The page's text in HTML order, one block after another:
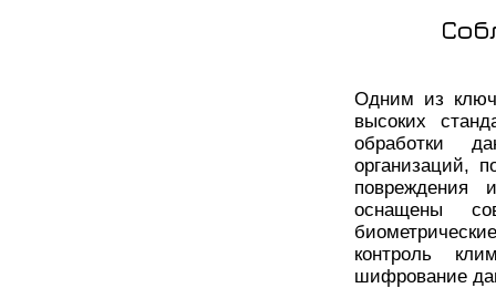
Одним из
высоких
обработки
организаций,
повреждения
оснащены
контроль
шифрование